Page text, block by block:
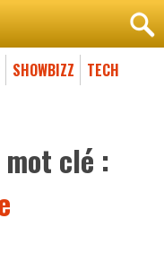
SHOWBIZZ TECH
clé :